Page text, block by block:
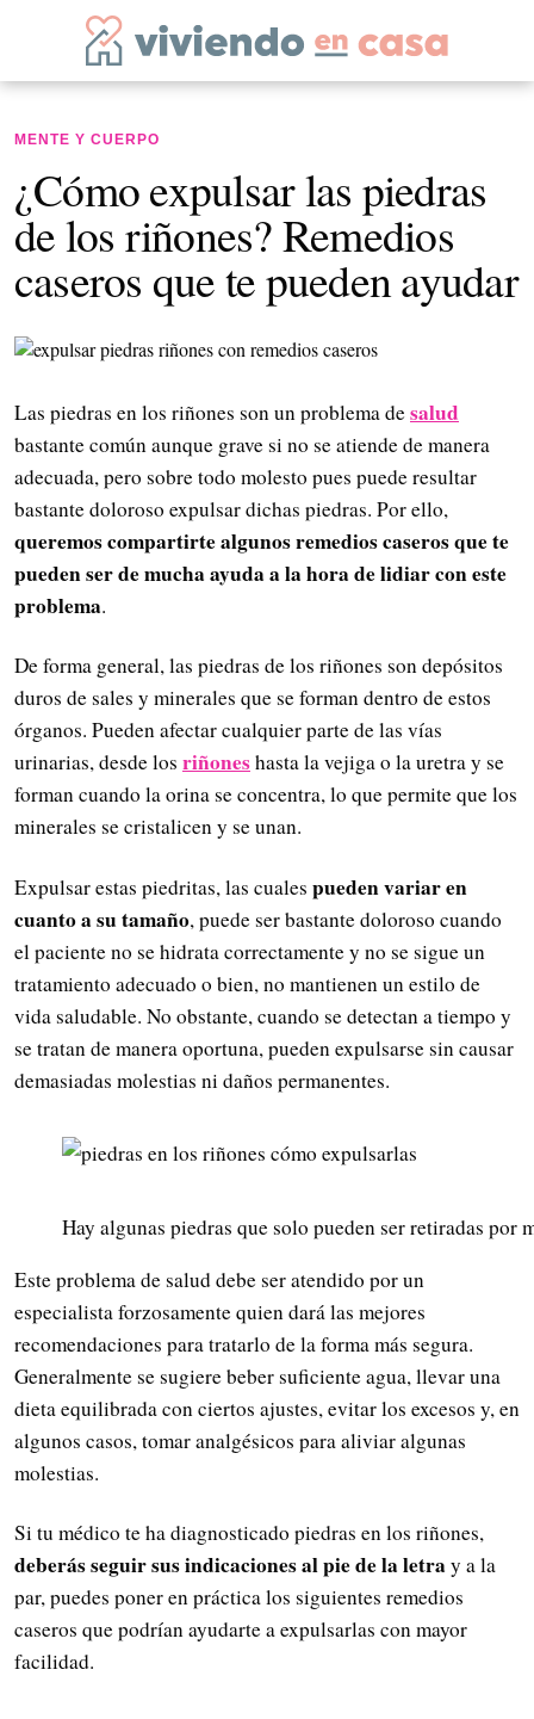
MENTE Y CUERPO
¿Cómo expulsar las piedras
de los riñones? Remedios
caseros que te pueden ayudar
Las piedras en los riñones son un problema desalud
bastante común aunque grave si no se atiende de manera
adecuada, pero sobre todo molesto pues puede resultar
bastante doloroso expulsar dichas piedras. Por ello,
queremos compartirte algunos remedios caseros que te
pueden ser de mucha ayuda a la hora de lidiar con este
problema.
De forma general, las piedras de los riñones son depósitos
duros de sales y minerales que se forman dentro de estos
órganos. Pueden afectar cualquier parte de las vías
urinarias, desde los riñoneshasta la vejiga o la uretra y se
forman cuando la orina se concentra, lo que permite que los
minerales se cristalicen y se unan.
Expulsar estas piedritas, las cuales pueden variar en
cuanto a su tamaño, puede ser bastante doloroso cuando
el paciente no se hidrata correctamente y no se sigue un
tratamiento adecuado o bien, no mantienen un estilo de
vida saludable. No obstante, cuando se detectan a tiempo y
se tratan de manera oportuna, pueden expulsarse sin causar
demasiadas molestias ni daños permanentes.
Hay algunas piedras que solo pueden ser retiradas
Este problema de salud debe ser atendido por un
especialista forzosamente quien dará las mejores
recomendaciones para tratarlo de la forma más segura.
Generalmente se sugiere beber suficiente agua, llevar una
dieta equilibrada con ciertos ajustes, evitar los excesos y, en
algunos casos, tomar analgésicos para aliviar algunas
molestias.
Si tu médico te ha diagnosticado piedras en los riñones,
deberás seguir sus indicaciones al pie de la letra y a la
par, puedes poner en práctica los siguientes remedios
caseros que podrían ayudarte a expulsarlas con mayor
facilidad.